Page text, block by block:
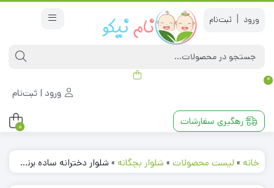
|
0
ورود | ثبت‌نام
رهگیری سفارشات 0
خانه » لیست محصولات »شلوار بچگانه »شلوار دخترانه ساده برند لوپیلو طرح کمرکش یاسی رنگ